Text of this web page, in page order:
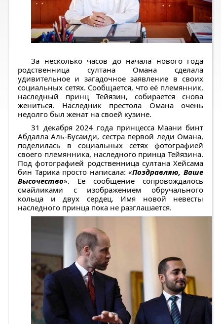
За несколько часов до начала нового года
родственница султана Омана сделала
удивительное и загадочное заявление в своих
социальных сетях. Сообщается, что её племянник,
наследный принц Тейязин, собирается снова
жениться. Наследник престола Омана очень
недолго был женат на своей кузине.
31 декабря 2024 года принцесса Маани бинт
Абдалла Аль-Бусаиди, сестра первой леди Омана,
поделилась в социальных сетях фотографией
своего племянника, наследного принца Тейязина.
Под фотографией родственница султана Хейсама
бин Тарика просто написала: «Поздравляю, Ваше
Высочество». Ее сообщение сопровождалось
смайликами с изображением обручального
кольца и двух сердец. Имя новой невесты
наследного принца пока не разглашается.